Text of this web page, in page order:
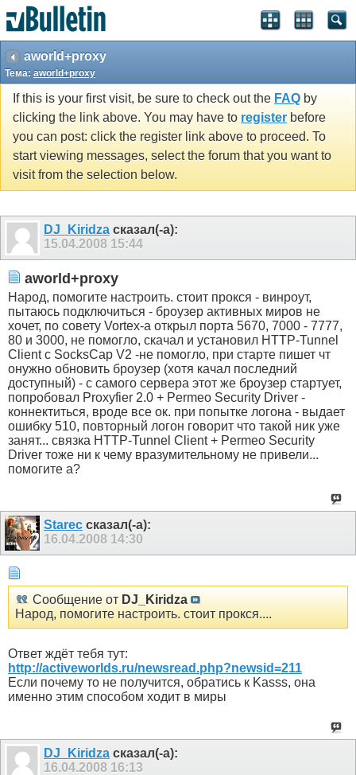
aworld+proxy
Тема: aworld+proxy
If this is your first visit, be sure to check out the FAQ by
clicking the link above. You may have to register before
you can post: click the register link above to proceed. To
start viewing messages, select the forum that you want to
visit from the selection below.
DJ_Kiridza сказал(-а):
15.04.2008 15:44
aworld+proxy
Народ, помогите настроить. стоит прокся - винроут,
пытаюсь подключиться - броузер активных миров не
хочет, по совету Vortex-а открыл порта 5670, 7000 - 7777,
80 и 3000, не помогло, скачал и установил HTTP-Tunnel
Client с SocksCap V2 -не помогло, при старте пишет чт
онужно обновить броузер (хотя качал последний
доступный) - с самого сервера этот же броузер стартует,
попробовал Proxyfier 2.0 + Permeo Security Driver -
коннектиться, вроде все ок. при попытке логона - выдает
ошибку 510, повторный логон говорит что такой ник уже
занят... связка HTTP-Tunnel Client + Permeo Security
Driver тоже ни к чему вразумительному не привели...
помогите а?
Starec сказал(-а):
16.04.2008 14:30
Сообщение от DJ_Kiridza
Народ, помогите настроить. стоит прокся....
Ответ ждёт тебя тут:
http://activeworlds.ru/newsread.php?newsid=211
Если почему то не получится, обратись к Kasss, она
именно этим способом ходит в миры
DJ_Kiridza сказал(-а):
16.04.2008 16:13